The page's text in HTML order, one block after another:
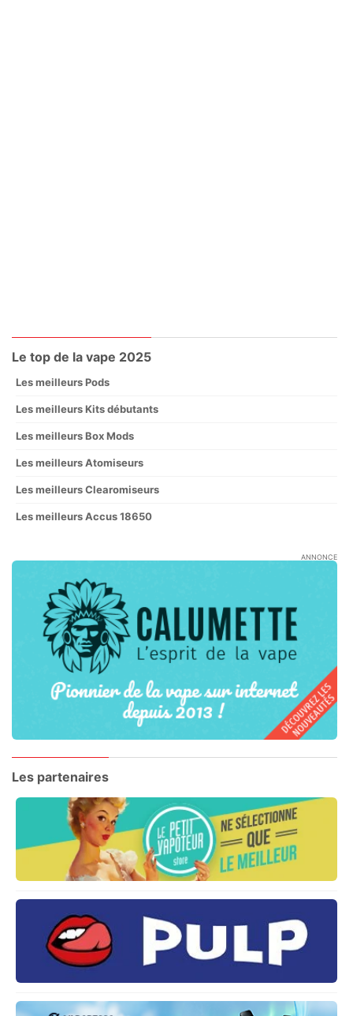
Le top de la vape 2025
Les meilleurs Pods
Les meilleurs Kits débutants
Les meilleurs Box Mods
Les meilleurs Atomiseurs
Les meilleurs Clearomiseurs
Les meilleurs Accus 18650
ANNONCE
Les partenaires